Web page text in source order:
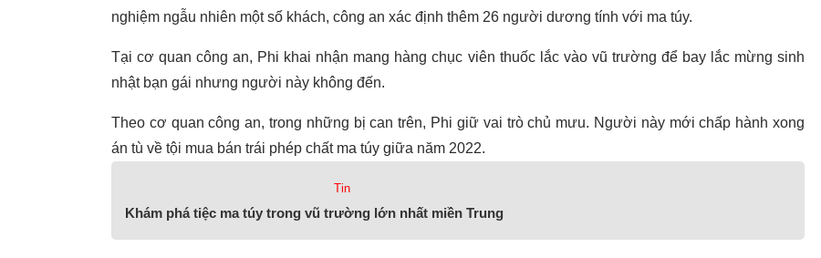
nghiệm ngẫu nhiên một số khách, công an xác định thêm 26 người dương tính với ma túy.
Tại cơ quan công an, Phi khai nhận mang hàng chục viên thuốc lắc vào vũ trường để bay lắc mừng sinh
nhật bạn gái nhưng người này không đến.
Theo cơ quan công an, trong những bị can trên, Phi giữ vai trò chủ mưu. Người này mới chấp hành xong
án tù về tội mua bán trái phép chất ma túy giữa năm 2022.
Tin
Khám phá tiệc ma túy trong vũ trường lớn nhất miền Trung